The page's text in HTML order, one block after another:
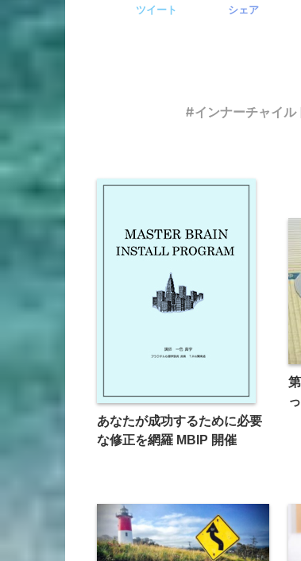
ツイート シェア
インナーチャイル
あなたが成功するために必要
な修正を網羅 MBIP 開催